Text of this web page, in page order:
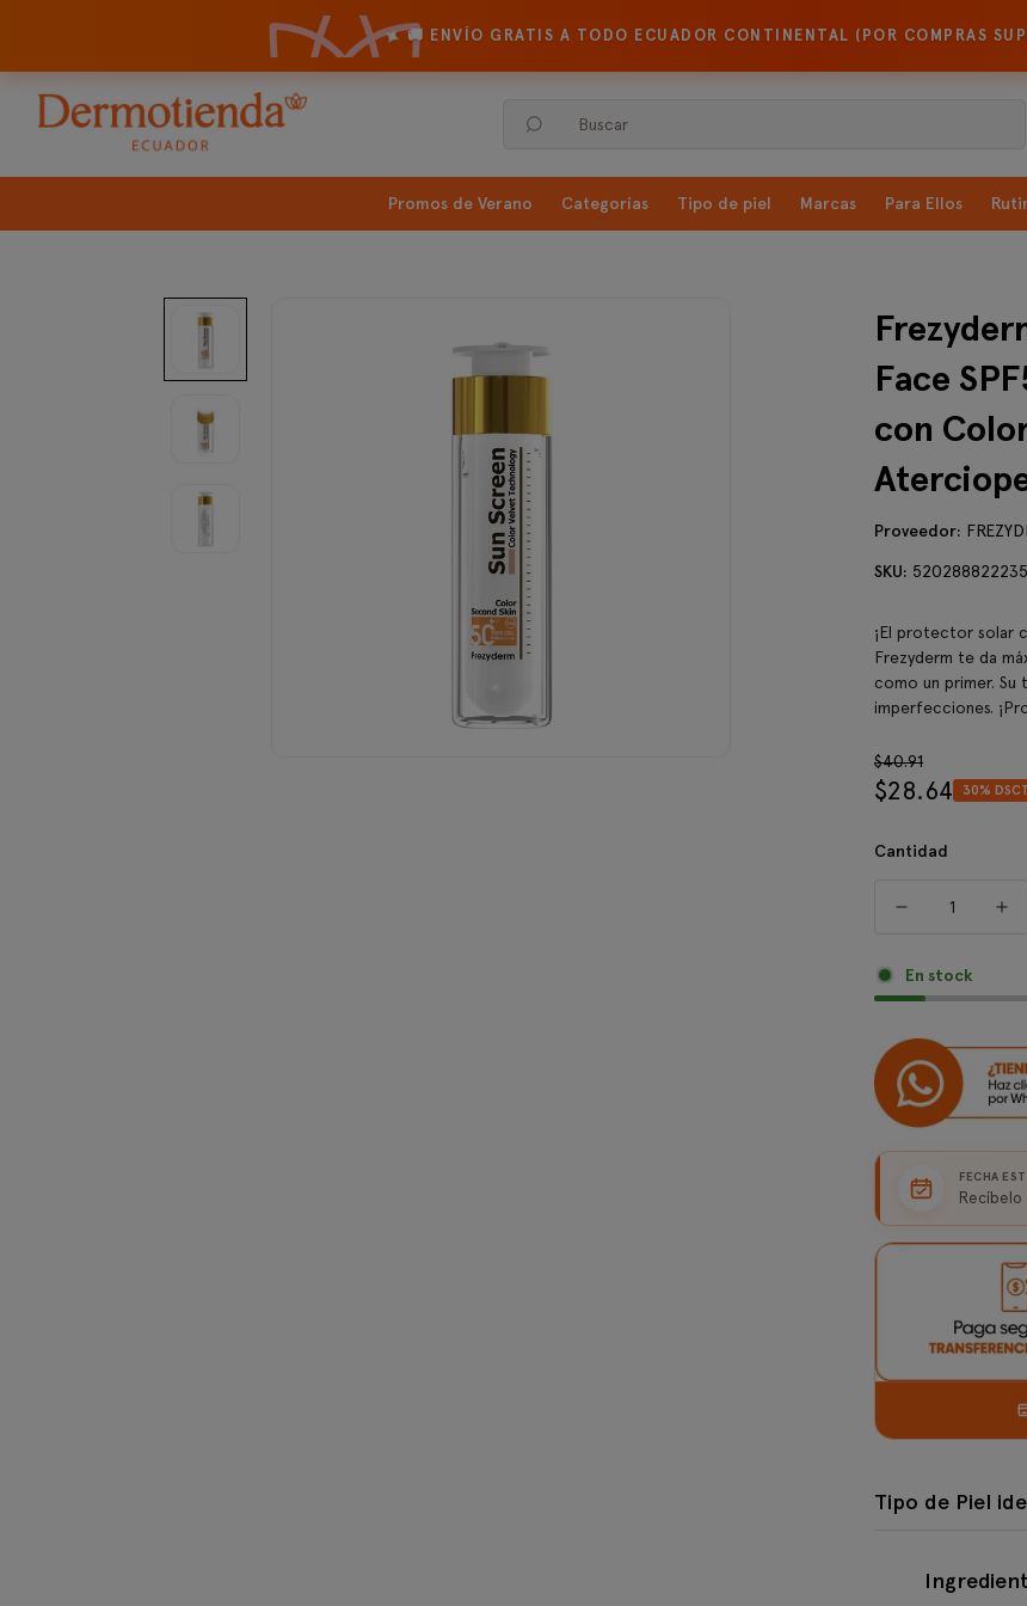
✦🚚 ENVÍO GRATIS A TODO ECUADOR CONTINENTAL (POR COMPRAS
Buscar
Promos de Verano Categorías Tipo de piel Marcas Para Ellos
Face
con
Proveedor:
SKU:
¡El protector solar
Frezyderm te da
como un primer. Su
imperfecciones.
Precio
regular
$40.91
Precio
venta
$28.64 30%
Cantidad
En stock
FECHA
Recíbelo
Tipo de
Tipo de Piel
Normal/Mixta